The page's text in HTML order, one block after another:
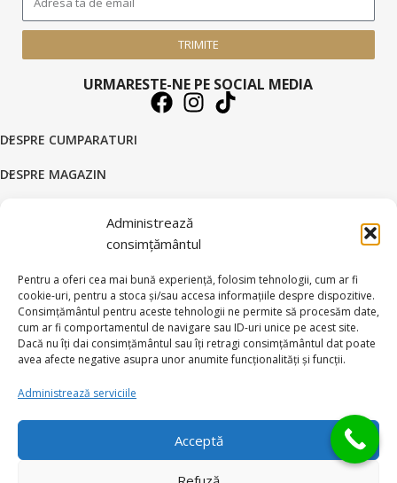
Administrează
consimțământul
Pentru a oferi cea mai bună experiență, folosim tehnologii, cum ar fi
cookie-uri, pentru a stoca și/sau accesa informațiile despre dispozitive.
Consimțământul pentru aceste tehnologii ne permite să procesăm date,
cum ar fi comportamentul de navigare sau ID-uri unice pe acest site.
Dacă nu îți dai consimțământul sau îți retragi consimțământul dat poate
avea afecte negative asupra unor anumite funcționalități și funcții.
Administrează serviciile
Acceptă
TRIMITE
URMARESTE-NE PE SOCIAL MEDIA
DESPRE CUMPARATURI
DESPRE MAGAZIN
© 2026 BRATARI AUR - HANDMADE GOLD SILVER S.R.L.
Toate drepturile rezervate.
Ai intrebari?